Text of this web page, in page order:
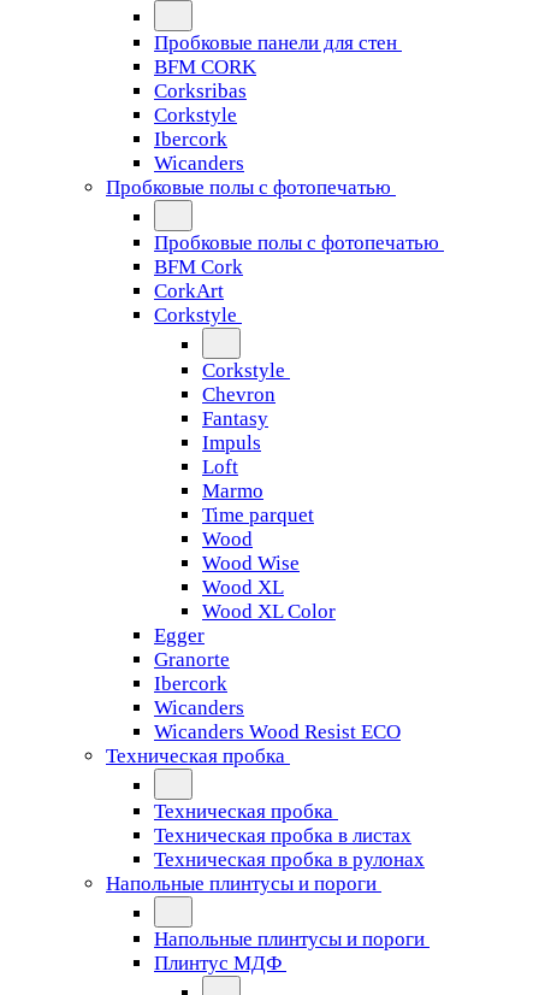
Пробковые панели для стен
BFM CORK
Corksribas
Corkstyle
Ibercork
Wicanders
Пробковые полы с фотопечатью
Пробковые полы с фотопечатью
BFM Cork
CorkArt
Corkstyle
Corkstyle
Chevron
Fantasy
Impuls
Loft
Marmo
Time parquet
Wood
Wood Wise
Wood XL
Wood XL Color
Egger
Granorte
Ibercork
Wicanders
Wicanders Wood Resist ECO
Техническая пробка
Техническая пробка
Техническая пробка в листах
Техническая пробка в рулонах
Напольные плинтусы и пороги
Напольные плинтусы и пороги
Плинтус МДФ